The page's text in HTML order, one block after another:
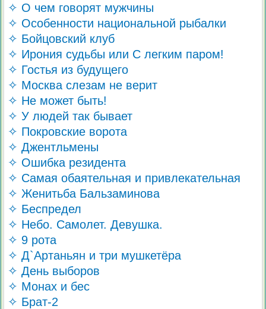
✧ О чем говорят мужчины
✧ Особенности национальной рыбалки
✧ Бойцовский клуб
✧ Ирония судьбы или С легким паром!
✧ Гостья из будущего
✧ Москва слезам не верит
✧ Не может быть!
✧ У людей так бывает
✧ Покровские ворота
✧ Джентльмены
✧ Ошибка резидента
✧ Самая обаятельная и привлекательная
✧ Женитьба Бальзаминова
✧ Беспредел
✧ Небо. Самолет. Девушка.
✧ 9 рота
✧ Д`Артаньян и три мушкетёра
✧ День выборов
✧ Монах и бес
✧ Брат-2